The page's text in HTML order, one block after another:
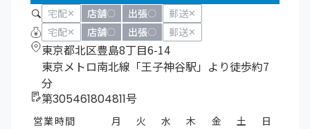
宅配✕ 店舗〇 出張〇 郵送✕
宅配✕ 店舗〇 出張〇 郵送✕
東京都北区豊島8丁目6-14
東京メトロ南北線「王子神谷駅」より徒歩約7
分
第305461804811号
営業時間
月 火 水 木 金 土 日